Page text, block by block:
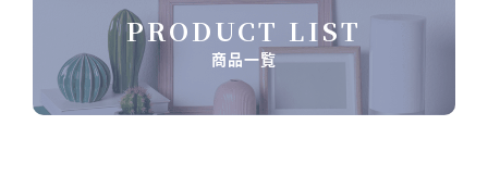
PRODUCT LIST
商品一覧